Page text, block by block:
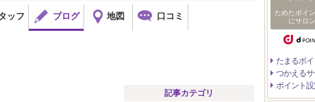
ッフ ブログ 地図 口コミ
記事カテゴリ
ためたポイ
にサロ
たまるポ
つかえる
ポイント